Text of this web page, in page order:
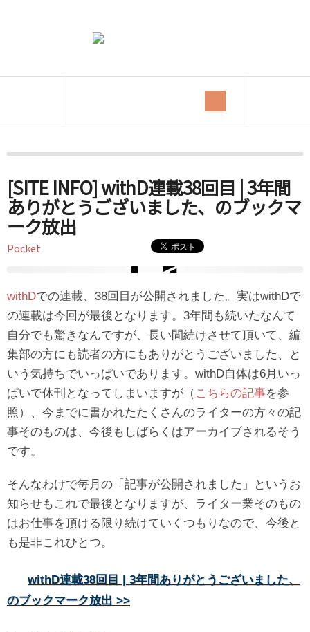
[SITE INFO] withD連載38回目 | 3年間
ありがとうございました、のブックマ
ーク放出
Pocket
withDでの連載、38回目が公開されました。実はwithDで
の連載は今回が最後となります。3年間も続いたなんて
自分でも驚きなんですが、長い間続けさせて頂いて、編
集部の方にも読者の方にもありがとうございました、と
いう気持ちでいっぱいであります。withD自体は6月いっ
ぱいで休刊となってしまいますが（ こちらの記事を参
照）、今までに書かれたたくさんのライターの方々の記
事そのものは、今後もしばらくはアーカイブされるそう
です。
そんなわけで毎月の「記事が公開されました」というお
知らせもこれで最後となりますが、ライター業そのもの
はお仕事を頂ける限り続けていくつもりなので、今後と
も是非これひとつ。
withD連載38回目 | 3年間ありがとうございました、
のブックマーク放出 >>